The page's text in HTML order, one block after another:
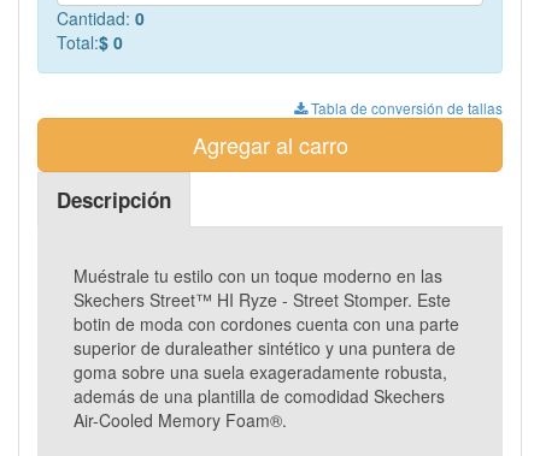
Cantidad: 0
Total:$ 0
Tabla de conversión de tallas
Agregar al carro
Descripción
Muéstrale tu estilo con un toque moderno en las
Skechers Street™ HI Ryze - Street Stomper. Este
botin de moda con cordones cuenta con una parte
superior de duraleather sintético y una puntera de
goma sobre una suela exageradamente robusta,
además de una plantilla de comodidad Skechers
Air-Cooled Memory Foam®.